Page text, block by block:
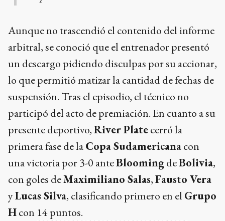
Aunque no trascendió el contenido del informe
arbitral, se conoció que el entrenador presentó
un descargo pidiendo disculpas por su accionar,
lo que permitió matizar la cantidad de fechas de
suspensión. Tras el episodio, el técnico no
participó del acto de premiación. En cuanto a su
presente deportivo,River Platecerró la
primera fase de laCopa Sudamericanacon
una victoria por 3-0 anteBloomingdeBolivia,
con goles deMaximiliano Salas,Fausto Vera
yLucas Silva, clasificando primero en el Grupo
Hcon 14 puntos.